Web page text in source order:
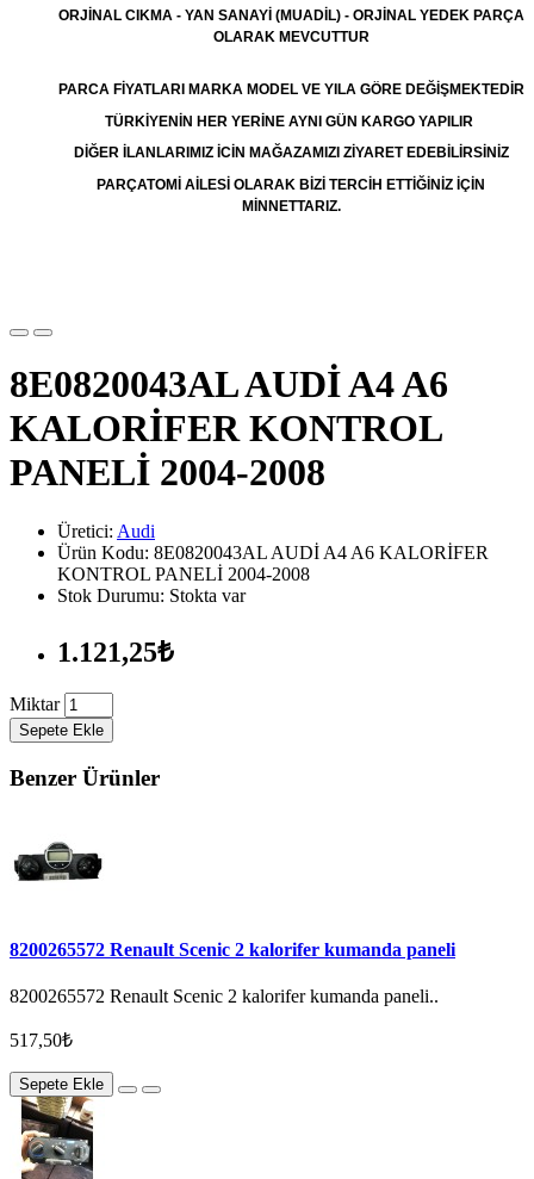
ORJİNAL CIKMA - YAN SANAYİ (MUADİL) - ORJİNAL YEDEK PARÇA
OLARAK MEVCUTTUR
PARCA FİYATLARI MARKA MODEL VE YILA GÖRE DEĞİŞMEKTEDİR
TÜRKİYENİN HER YERİNE AYNI GÜN KARGO YAPILIR
DİĞER İLANLARIMIZ İCİN MAĞAZAMIZI ZİYARET EDEBİLİRSİNİZ
PARÇATOMİ AİLESİ OLARAK BİZİ TERCİH ETTİĞİNİZ İÇİN
MİNNETTARIZ.
8E0820043AL AUDİ A4 A6
KALORİFER KONTROL
PANELİ 2004-2008
Üretici: Audi
Ürün Kodu: 8E0820043AL AUDİ A4 A6 KALORİFER
KONTROL PANELİ 2004-2008
Stok Durumu: Stokta var
1.121,25₺
Miktar
Sepete Ekle
Benzer Ürünler
8200265572 Renault Scenic 2 kalorifer kumanda paneli
8200265572 Renault Scenic 2 kalorifer kumanda paneli..
517,50₺
Sepete Ekle